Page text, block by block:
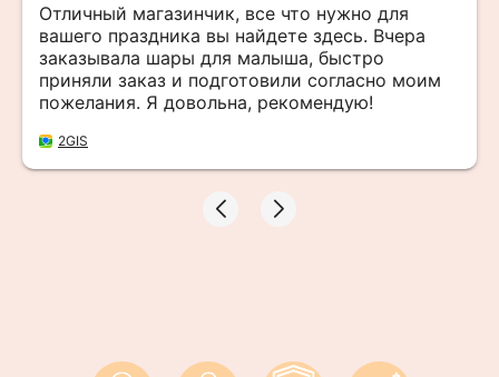
Отличный магазинчик, все что нужно для
вашего праздника вы найдете здесь. Вчера
заказывала шары для малыша, быстро
приняли заказ и подготовили согласно моим
пожелания. Я довольна, рекомендую!
2GIS